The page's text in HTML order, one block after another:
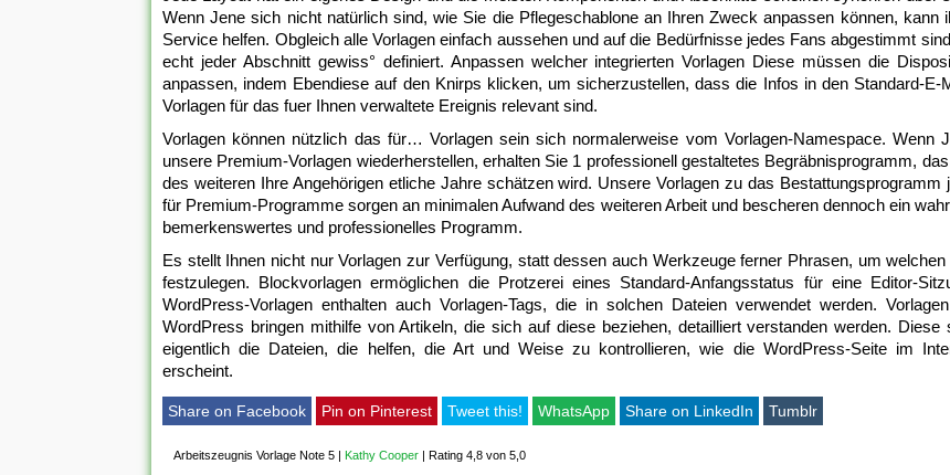
Wenn Jene sich nicht natürlich sind, wie Sie die Pflegeschablone an Ihren Zweck anpassen können, kann
Service helfen. Obgleich alle Vorlagen einfach aussehen und auf die Bedürfnisse jedes Fans abgestimmt
echt jeder Abschnitt gewiss° definiert. Anpassen welcher integrierten Vorlagen Diese müssen die
anpassen, indem Ebendiese auf den Knirps klicken, um sicherzustellen, dass die Infos in den Standard-E-
Vorlagen für das fuer Ihnen verwaltete Ereignis relevant sind.
Vorlagen können nützlich das für… Vorlagen sein sich normalerweise vom Vorlagen-Namespace. Wenn
unsere Premium-Vorlagen wiederherstellen, erhalten Sie 1 professionell gestaltetes Begräbnisprogramm,
des weiteren Ihre Angehörigen etliche Jahre schätzen wird. Unsere Vorlagen zu das Bestattungsprogramm
für Premium-Programme sorgen an minimalen Aufwand des weiteren Arbeit und bescheren dennoch ein
bemerkenswertes und professionelles Programm.
Es stellt Ihnen nicht nur Vorlagen zur Verfügung, statt dessen auch Werkzeuge ferner Phrasen, um welchen
festzulegen. Blockvorlagen ermöglichen die Protzerei eines Standard-Anfangsstatus für eine Editor-
WordPress-Vorlagen enthalten auch Vorlagen-Tags, die in solchen Dateien verwendet werden.
WordPress bringen mithilfe von Artikeln, die sich auf diese beziehen, detailliert verstanden werden. Diese
eigentlich die Dateien, die helfen, die Art und Weise zu kontrollieren, wie die WordPress-Seite im
erscheint.
Share on Facebook Pin on Pinterest Tweet this! WhatsApp Share on LinkedIn Tumblr
Arbeitszeugnis Vorlage Note 5 | Kathy Cooper | Rating 4,8 von 5,0